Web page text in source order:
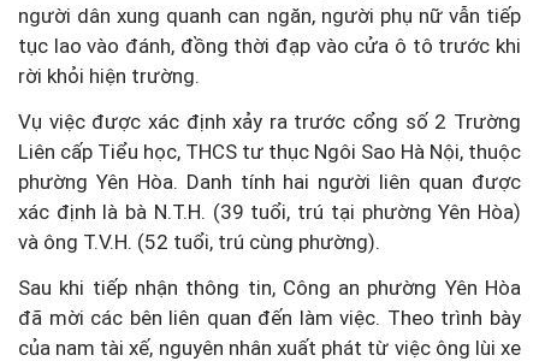
người dân xung quanh can ngăn, người phụ nữ vẫn tiếp
tục lao vào đánh, đồng thời đạp vào cửa ô tô trước khi
rời khỏi hiện trường.
Vụ việc được xác định xảy ra trước cổng số 2 Trường
Liên cấp Tiểu học, THCS tư thục Ngôi Sao Hà Nội, thuộc
phường Yên Hòa. Danh tính hai người liên quan được
xác định là bà N.T.H. (39 tuổi, trú tại phường Yên Hòa)
và ông T.V.H. (52 tuổi, trú cùng phường).
Sau khi tiếp nhận thông tin, Công an phường Yên Hòa
đã mời các bên liên quan đến làm việc. Theo trình bày
của nam tài xế, nguyên nhân xuất phát từ việc ông lùi xe